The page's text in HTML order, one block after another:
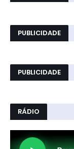
PUBLICIDADE
PUBLICIDADE
RÁDIO